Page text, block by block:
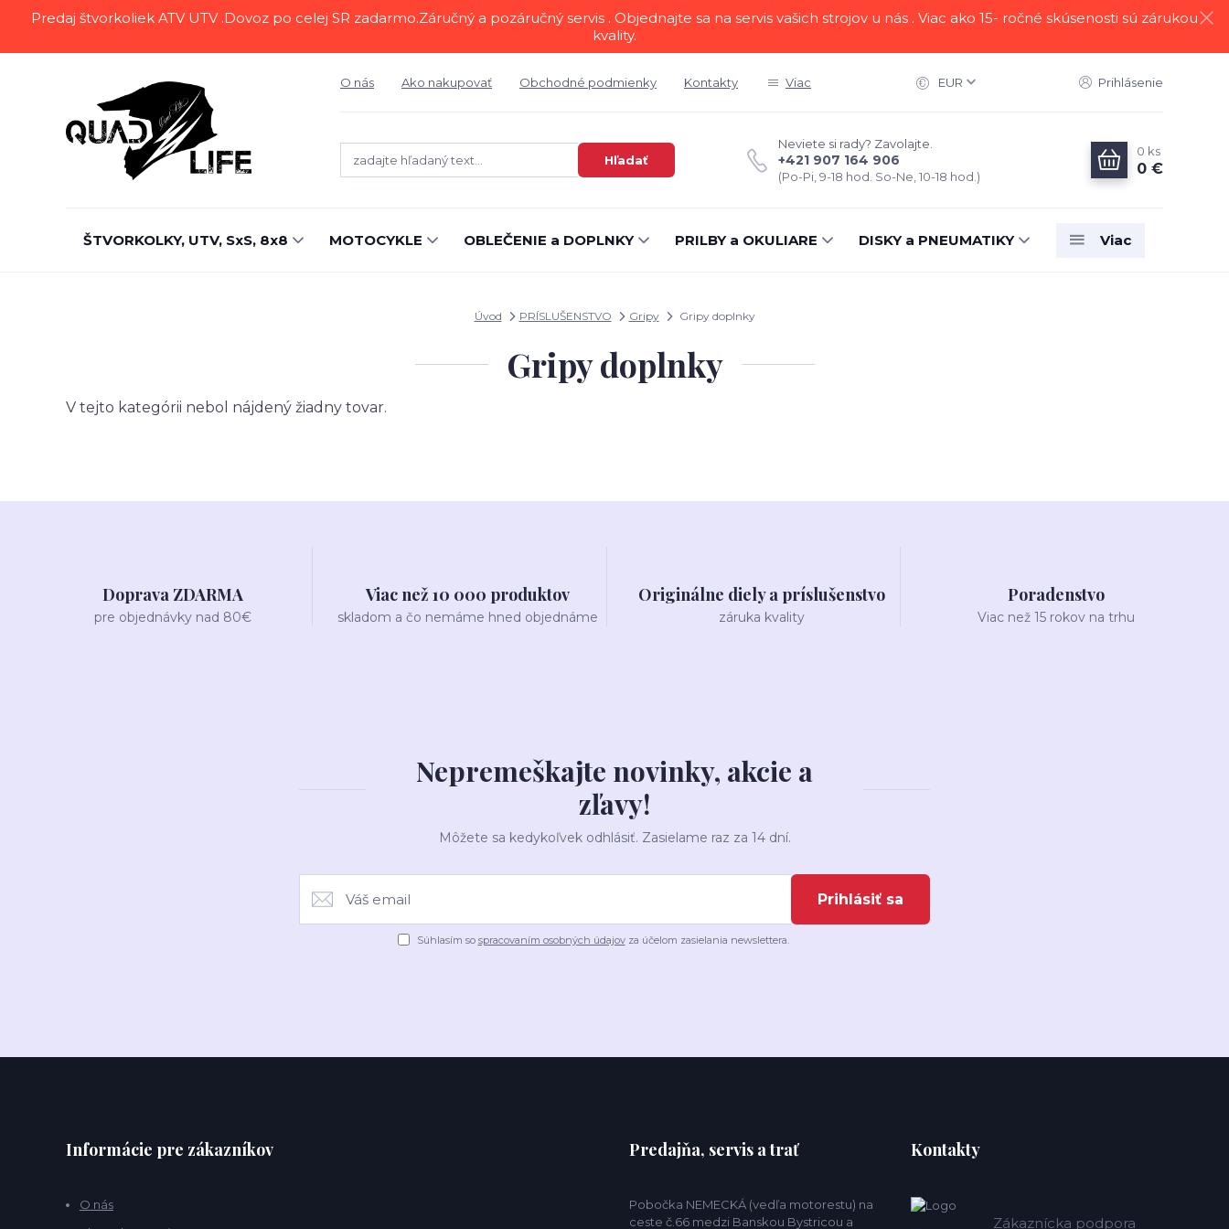
Predaj štvorkoliek ATV UTV .Dovoz po celej SR zadarmo.Záručný a pozáručný servis . Objednajte sa na servis vašich strojov u nás . Viac ako 15- ročné skúsenosti sú zárukou
kvality.
O nás Ako nakupovať Obchodné podmienky Kontakty Viac EUR Prihlásenie
Hľadať
Neviete si rady? Zavolajte.
+421 907 164 906
(Po-Pi, 9-18 hod. So-Ne, 10-18 hod.)
0 ks
0 €
ŠTVORKOLKY, UTV, SxS, 8x8 MOTOCYKLE OBLEČENIE a DOPLNKY PRILBY a OKULIARE DISKY a PNEUMATIKY Viac
Úvod PRÍSLUŠENSTVO Gripy Gripy doplnky
Gripy doplnky
V tejto kategórii nebol nájdený žiadny tovar.
Doprava ZDARMA
pre objednávky nad 80€
Viac než 10 000 produktov
skladom a čo nemáme hned objednáme
Originálne diely a príslušenstvo
záruka kvality
Poradenstvo
Viac než 15 rokov na trhu
Nepremeškajte novinky, akcie a
zľavy!
Môžete sa kedykoľvek odhlásiť. Zasielame raz za 14 dní.
Prihlásiť sa
Súhlasím so spracovaním osobných údajovza účelom zasielania newslettera.
Informácie pre zákazníkov
O nás
Predajňa, servis a trať
Pobočka NEMECKÁ (vedľa motorestu) na
ceste č.66 medzi Banskou Bystricou a
Kontakty
Zákaznícka podpora